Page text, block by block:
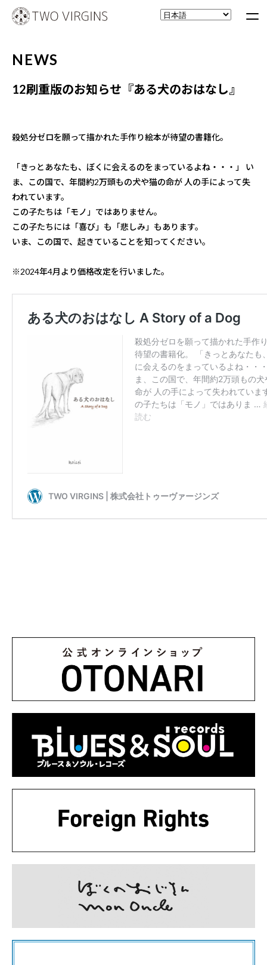
NEWS
12刷重版のお知らせ『ある犬のおはなし』
殺処分ゼロを願って描かれた手作り絵本が待望の書籍化。
「きっとあなたも、ぼくに会えるのをまっているよね・・・」 い
ま、この国で、年間約2万頭もの犬や猫の命が 人の手によって失
われています。
この子たちは「モノ」ではありません。
この子たちには「喜び」も「悲しみ」もあります。
いま、この国で、起きていることを知ってください。
※2024年4月より価格改定を行いました。